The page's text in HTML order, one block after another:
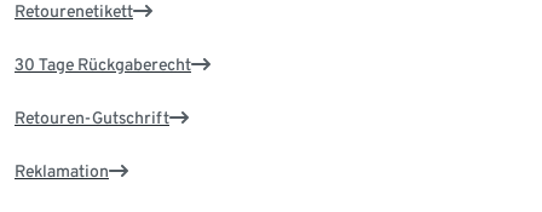
Retourenetikett
30 Tage Rückgaberecht
Retouren-Gutschrift
Reklamation